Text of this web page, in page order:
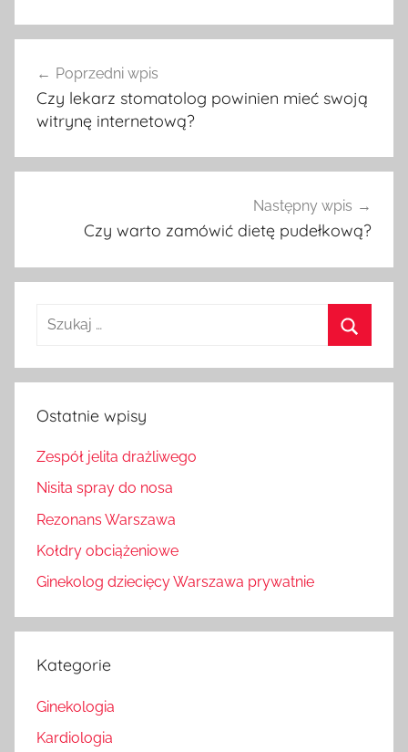
wpisu
Poprzedni wpis
Czy lekarz stomatolog powinien mieć swoją
witrynę internetową?
Następny wpis
Czy warto zamówić dietę pudełkową?
Szukaj:
Ostatnie wpisy
Zespół jelita drażliwego
Nisita spray do nosa
Rezonans Warszawa
Kołdry obciążeniowe
Ginekolog dziecięcy Warszawa prywatnie
Kategorie
Ginekologia
Kardiologia